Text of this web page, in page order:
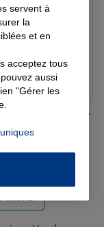
l'agence
les
servent à
la
et en
acceptez tous
aussi
"Gérer les